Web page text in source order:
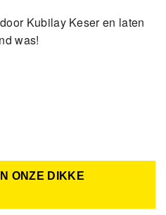
Kubilay Keser en laten
was!
ONZE DIKKE